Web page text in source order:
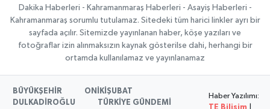
Dakika Haberleri - Kahramanmaraş Haberleri - Asayiş Haberleri -
Kahramanmaraş sorumlu tutulamaz. Sitedeki tüm harici linkler ayrı bir
sayfada açılır. Sitemizde yayınlanan haber, köşe yazıları ve
fotoğraflar izin alınmaksızın kaynak gösterilse dahi, herhangi bir
ortamda kullanılamaz ve yayınlanamaz
BÜYÜKŞEHİR
ONİKİŞUBAT
DULKADİROĞLU
TÜRKİYE GÜNDEMİ
Haber Yazılımı: